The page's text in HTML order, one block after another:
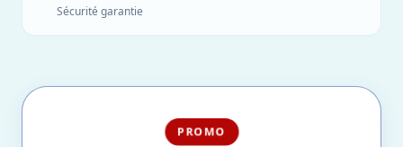
Sécurité garantie
PROMO